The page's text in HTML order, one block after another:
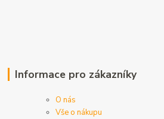
Informace pro zákazníky
O nás
Vše o nákupu